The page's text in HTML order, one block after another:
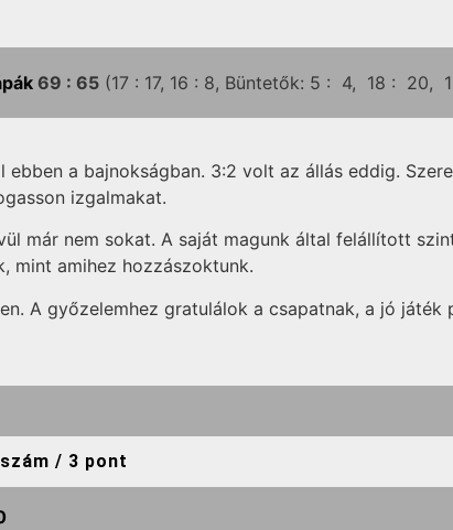
69 : 65 (17 : 17, 16 : 8, Büntetők: 5 : 4, 18 : 20,
a bajnokságban. 3:2 volt az állás eddig.
izgalmakat.
már nem sokat. A saját magunk által felállított
mint amihez hozzászoktunk.
A győzelemhez gratulálok a csapatnak, a jó
/ 3 pont